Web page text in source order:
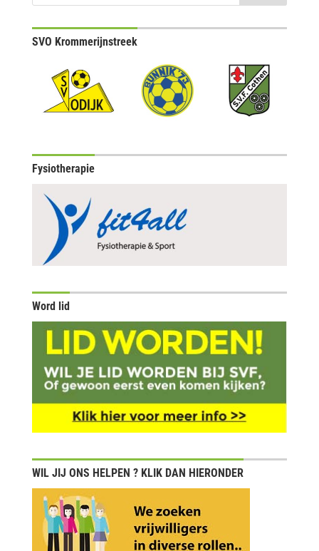
SVO Krommerijnstreek
Fysiotherapie
Word lid
WIL JIJ ONS HELPEN ? KLIK DAN HIERONDER